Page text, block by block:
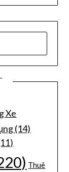
Xe
(14)
Thuê